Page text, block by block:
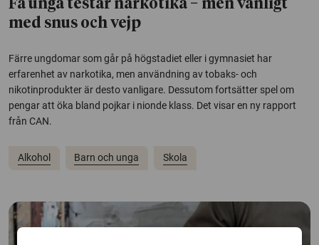
Få unga testar narkotika − men vanligt
med snus och vejp
Färre ungdomar som går på högstadiet eller i gymnasiet har
erfarenhet av narkotika, men användning av tobaks- och
nikotinprodukter är desto vanligare. Dessutom fortsätter spel om
pengar att öka bland pojkar i nionde klass. Det visar en ny rapport
från CAN.
Alkohol Barn och unga Skola